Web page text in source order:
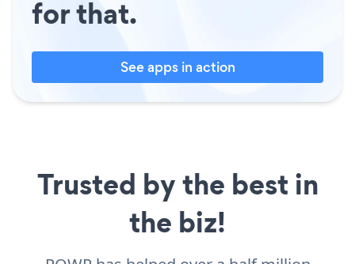
for that.
See apps in action
Trusted by the best in
the biz!